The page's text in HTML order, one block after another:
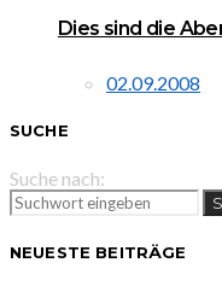
Dies sind die
02.09.2008
SUCHE
Suche nach:
NEUESTE BEITRÄGE